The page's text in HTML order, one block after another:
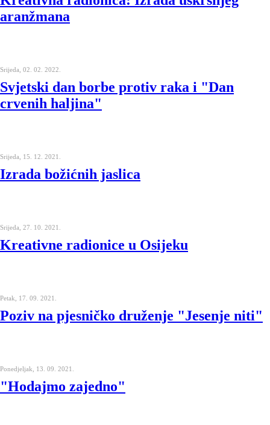
aranžmana
Srijeda, 02. 02. 2022.
Svjetski dan borbe protiv raka i "Dan
crvenih haljina"
Srijeda, 15. 12. 2021.
Izrada božićnih jaslica
Srijeda, 27. 10. 2021.
Kreativne radionice u Osijeku
Petak, 17. 09. 2021.
Poziv na pjesničko druženje "Jesenje niti"
Ponedjeljak, 13. 09. 2021.
"Hodajmo zajedno"